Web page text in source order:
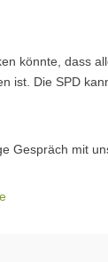
könnte, dass
ist. Die SPD
Gespräch mit